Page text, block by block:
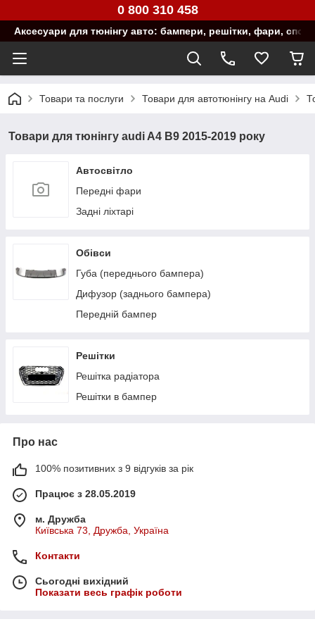
0 800 310 458
Аксесуари для тюнінгу авто: бампери, решітки, фари,
Товари та послуги Товари для автотюнінгу на Audi
Товари для тюнінгу audi A4 B9 2015-2019 року
Автосвітло
Передні фари
Задні ліхтарі
Обівси
Губа (переднього бампера)
Дифузор (заднього бампера)
Передній бампер
Решітки
Решітка радіатора
Решітки в бампер
Про нас
100% позитивних з 9 відгуків за рік
Працює з 28.05.2019
м. Дружба
Київська 73, Дружба, Україна
Контакти
Сьогодні вихідний
Показати весь графік роботи